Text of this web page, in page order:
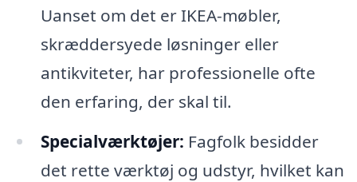
Uanset om det er IKEA-møbler,
skræddersyede løsninger eller
antikviteter, har professionelle ofte
den erfaring, der skal til.
Specialværktøjer: Fagfolk besidder
det rette værktøj og udstyr, hvilket kan